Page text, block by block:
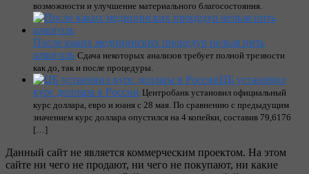
возможности и улучшение материального благосостояния.
После каких медицинских процедур нельзя пить
алкоголь Сдача некоторых анализов требует полной трезвости
как до, так и после процедуры.
ЦБ установил
курс доллара в России Центробанк установил официальный
курс доллара, евро и юаня с 28 мая. По сравнению с предыдущим
значением курс доллара опустился на 4 копейки, составив 79,6176
[…]
Данный сайт не является коммерческим проектом. На этом
сайте ни чего не продают, ни чего не покупают, ни какие